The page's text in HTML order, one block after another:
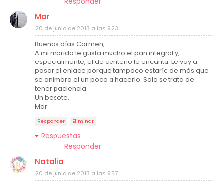
Mar
20 de junio de 2013 a las 9:23
Buenos días Carmen,
A mi marido le gusta mucho el pan integral y,
especialmente, el de centeno le encanta. Le voy a
pasar el enlace porque tampoco estaría de más que
se animara el un poco a hacerlo. Solo se trata de
tener paciencia.
Un besote,
Mar
Responder Eliminar
Respuestas
Responder
Natalia
20 de junio de 2013 a las 9:57